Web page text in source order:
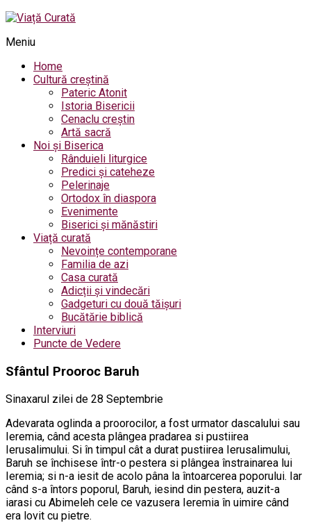
Meniu
Home
Cultură creștină
Pateric Atonit
Istoria Bisericii
Cenaclu creștin
Artă sacră
Noi și Biserica
Rânduieli liturgice
Predici și cateheze
Pelerinaje
Ortodox în diaspora
Evenimente
Biserici și mănăstiri
Viață curată
Nevoințe contemporane
Familia de azi
Casa curată
Adicții și vindecări
Gadgeturi cu două tăișuri
Bucătărie biblică
Interviuri
Puncte de Vedere
Sfântul Prooroc Baruh
Sinaxarul zilei de 28 Septembrie
Adevarata oglinda a proorocilor, a fost urmator dascalului sau
Ieremia, când acesta plângea pradarea si pustiirea
Ierusalimului. Si în timpul cât a durat pustiirea Ierusalimului,
Baruh se închisese într-o pestera si plângea înstrainarea lui
Ieremia; si n-a iesit de acolo pâna la întoarcerea poporului. Iar
când s-a întors poporul, Baruh, iesind din pestera, auzit-a
iarasi cu Abimeleh cele ce vazusera Ieremia în uimire când
era lovit cu pietre.